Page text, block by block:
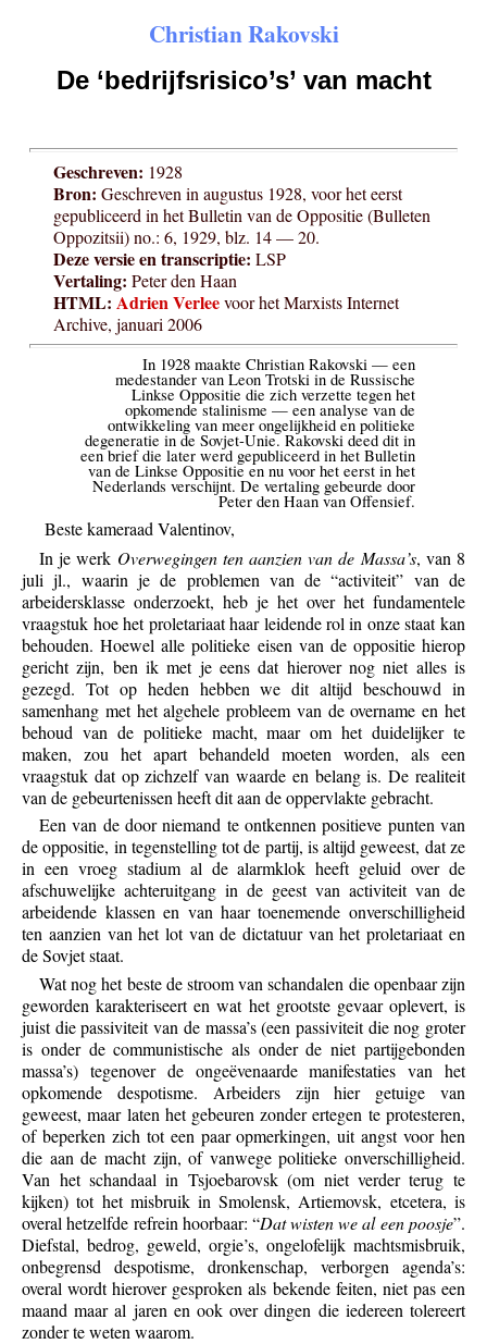
Christian Rakovski
De ‘bedrijfsrisico’s’ van macht
Geschreven: 1928
Bron: Geschreven in augustus 1928, voor het eerst
gepubliceerd in het Bulletin van de Oppositie (Bulleten
Oppozitsii) no.: 6, 1929, blz. 14 — 20.
Deze versie en transcriptie: LSP
Vertaling: Peter den Haan
HTML: Adrien Verleevoor het Marxists Internet
Archive, januari 2006
In 1928 maakte Christian Rakovski — een
medestander van Leon Trotski in de Russische
Linkse Oppositie die zich verzette tegen het
opkomende stalinisme — een analyse van de
ontwikkeling van meer ongelijkheid en politieke
degeneratie in de Sovjet-Unie. Rakovski deed dit in
een brief die later werd gepubliceerd in het Bulletin
van de Linkse Oppositie en nu voor het eerst in het
Nederlands verschijnt. De vertaling gebeurde door
Peter den Haan van Offensief.
Beste kameraad Valentinov,
In je werk Overwegingen ten aanzien van de Massa’s, van 8
juli jl., waarin je de problemen van de “activiteit” van de
arbeidersklasse onderzoekt, heb je het over het fundamentele
vraagstuk hoe het proletariaat haar leidende rol in onze staat kan
behouden. Hoewel alle politieke eisen van de oppositie hierop
gericht zijn, ben ik met je eens dat hierover nog niet alles is
gezegd. Tot op heden hebben we dit altijd beschouwd in
samenhang met het algehele probleem van de overname en het
behoud van de politieke macht, maar om het duidelijker te
maken, zou het apart behandeld moeten worden, als een
vraagstuk dat op zichzelf van waarde en belang is. De realiteit
van de gebeurtenissen heeft dit aan de oppervlakte gebracht.
Een van de door niemand te ontkennen positieve punten van
de oppositie, in tegenstelling tot de partij, is altijd geweest, dat ze
in een vroeg stadium al de alarmklok heeft geluid over de
afschuwelijke achteruitgang in de geest van activiteit van de
arbeidende klassen en van haar toenemende onverschilligheid
ten aanzien van het lot van de dictatuur van het proletariaat en
de Sovjet staat.
Wat nog het beste de stroom van schandalen die openbaar zijn
geworden karakteriseert en wat het grootste gevaar oplevert, is
juist die passiviteit van de massa’s (een passiviteit die nog groter
is onder de communistische als onder de niet partijgebonden
massa’s) tegenover de ongeëvenaarde manifestaties van het
opkomende despotisme. Arbeiders zijn hier getuige van
geweest, maar laten het gebeuren zonder ertegen te protesteren,
of beperken zich tot een paar opmerkingen, uit angst voor hen
die aan de macht zijn, of vanwege politieke onverschilligheid.
Van het schandaal in Tsjoebarovsk (om niet verder terug te
kijken) tot het misbruik in Smolensk, Artiemovsk, etcetera, is
overal hetzelfde refrein hoorbaar: “Dat wisten we al een poosje”.
Diefstal, bedrog, geweld, orgie’s, ongelofelijk machtsmisbruik,
onbegrensd despotisme, dronkenschap, verborgen agenda’s:
overal wordt hierover gesproken als bekende feiten, niet pas een
maand maar al jaren en ook over dingen die iedereen tolereert
zonder te weten waarom.